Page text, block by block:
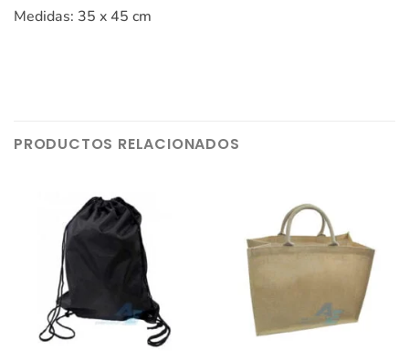
Medidas: 35 x 45 cm
PRODUCTOS RELACIONADOS